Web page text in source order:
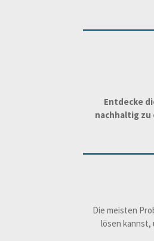
Entdecke
nachhaltig
Die meisten
lösen kannst,